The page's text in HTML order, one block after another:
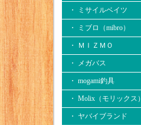
・ ミサイルベイツ
・ ミブロ（mibro）
・ ＭＩＺＭＯ
・ メガバス
・ mogami釣具
・ Molix（モリックス）
・ ヤバイブランド